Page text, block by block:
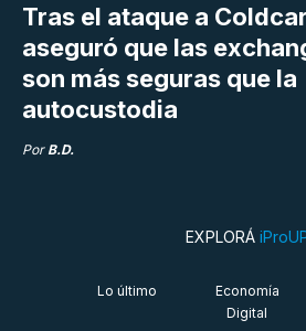
Tras el ataque a
aseguró que las
son más seguras que la
autocustodia
Por B.D.
EXPLORÁ
Lo último
Economía
Digital